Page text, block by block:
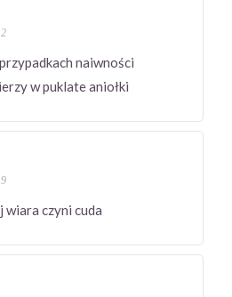
naiwności
w puklate aniołki
wiara czyni cuda